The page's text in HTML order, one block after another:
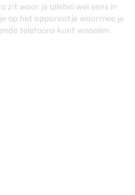
zit waar je allebei wel eens in
op het apparaatje waarmee je
telefoons kunt wisselen.